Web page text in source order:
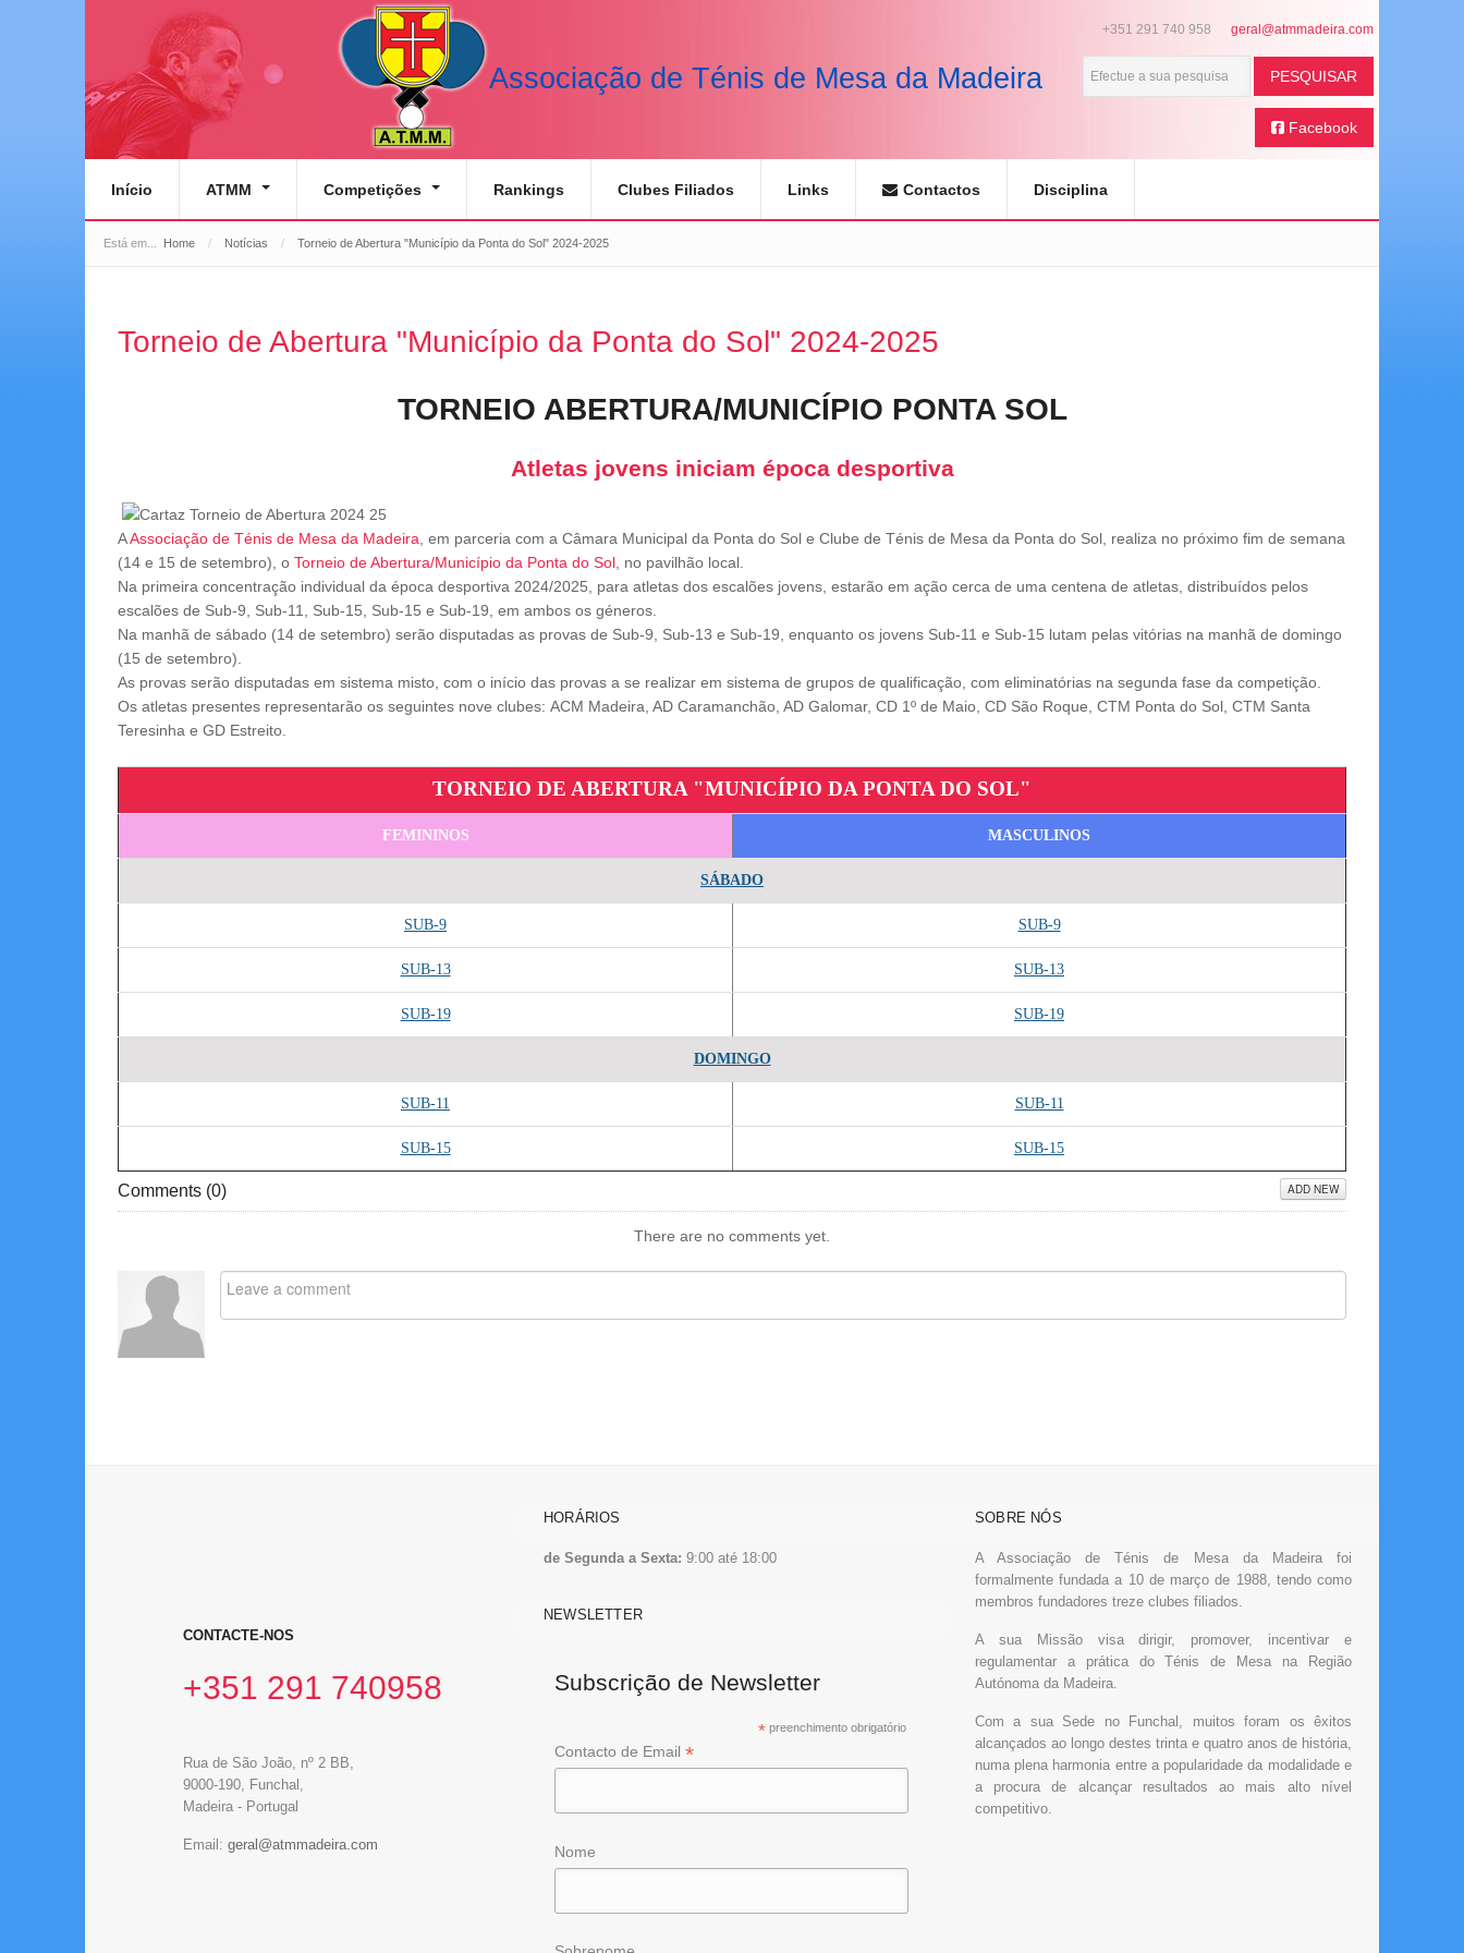
Associação de Ténis de Mesa da Madeira
+351 291 740 958
PESQUISAR
Facebook
Início ATMM Competições Rankings Clubes Filiados Links Contactos Disciplina
Está em... Home / Notícias / Torneio de Abertura "Município da Ponta do Sol" 2024-2025
Torneio de Abertura "Município da Ponta do Sol" 2024-2025
TORNEIO ABERTURA/MUNICÍPIO PONTA SOL
Atletas jovens iniciam época desportiva
AAssociação de Ténis de Mesa da Madeira, em parceria com a Câmara Municipal da Ponta do Sol e Clube de Ténis de Mesa da Ponta do Sol, realiza no próximo fim de semana
(14 e 15 de setembro), o Torneio de Abertura/Município da Ponta do Sol, no pavilhão local.
Na primeira concentração individual da época desportiva 2024/2025, para atletas dos escalões jovens, estarão em ação cerca de uma centena de atletas, distribuídos pelos
escalões de Sub-9, Sub-11, Sub-15, Sub-15 e Sub-19, em ambos os géneros.
Na manhã de sábado (14 de setembro) serão disputadas as provas de Sub-9, Sub-13 e Sub-19, enquanto os jovens Sub-11 e Sub-15 lutam pelas vitórias na manhã de domingo
(15 de setembro).
As provas serão disputadas em sistema misto, com o início das provas a se realizar em sistema de grupos de qualificação, com eliminatórias na segunda fase da competição.
Os atletas presentes representarão os seguintes nove clubes: ACM Madeira, AD Caramanchão, AD Galomar, CD 1º de Maio, CD São Roque, CTM Ponta do Sol, CTM Santa
Teresinha e GD Estreito.
TORNEIO DE ABERTURA "MUNICÍPIO DA PONTA DO SOL"
FEMININOS MASCULINOS
SÁBADO
SUB-9 SUB-9
SUB-13 SUB-13
SUB-19 SUB-19
DOMINGO
SUB-11 SUB-11
SUB-15 SUB-15
Comments (0) ADD NEW
There are no comments yet.
CONTACTE-NOS
+351 291 740958
Rua de São João, nº 2 BB,
9000-190, Funchal,
Madeira - Portugal
Email:
HORÁRIOS
de Segunda a Sexta: 9:00 até 18:00
NEWSLETTER
Subscrição de Newsletter
*preenchimento obrigatório
Contacto de Email*
Nome
SOBRE NÓS
A Associação de Ténis de Mesa da Madeira foi
formalmente fundada a 10 de março de 1988, tendo como
membros fundadores treze clubes filiados.
A sua Missão visa dirigir, promover, incentivar e
regulamentar a prática do Ténis de Mesa na Região
Autónoma da Madeira.
Com a sua Sede no Funchal, muitos foram os êxitos
alcançados ao longo destes trinta e quatro anos de história,
numa plena harmonia entre a popularidade da modalidade e
a procura de alcançar resultados ao mais alto nível
competitivo.